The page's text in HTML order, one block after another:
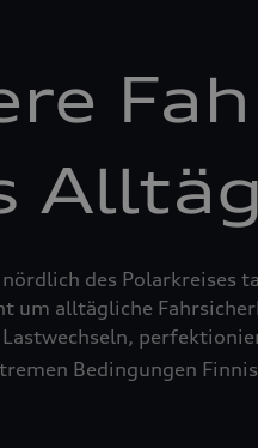
des Polarkreises
alltägliche
Bedingungen